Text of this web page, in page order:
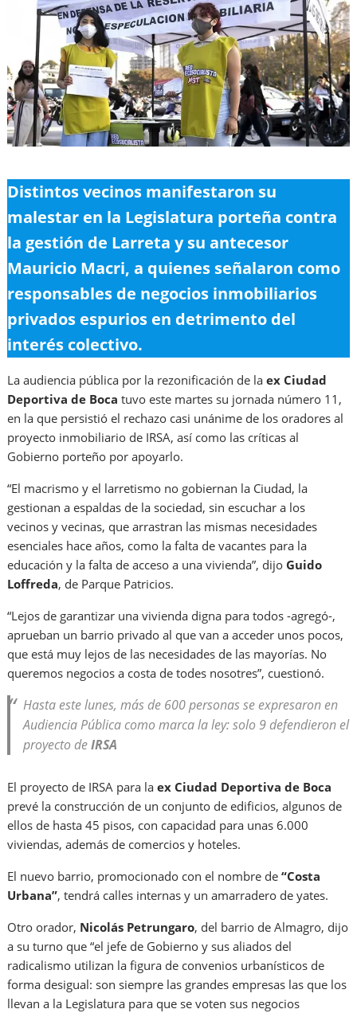
Distintos vecinos manifestaron su
malestar en la Legislatura porteña contra
la gestión de Larreta y su antecesor
Mauricio Macri, a quienes señalaron como
responsables de negocios inmobiliarios
privados espurios en detrimento del
interés colectivo.
La audiencia pública por la rezonificación de laex Ciudad
Deportiva de Boca tuvo este martes su jornada número 11,
en la que persistió el rechazo casi unánime de los oradores al
proyecto inmobiliario de IRSA, así como las críticas al
Gobierno porteño por apoyarlo.
“El macrismo y el larretismo no gobiernan la Ciudad, la
gestionan a espaldas de la sociedad, sin escuchar a los
vecinos y vecinas, que arrastran las mismas necesidades
esenciales hace años, como la falta de vacantes para la
educación y la falta de acceso a una vivienda”, dijo Guido
Loffreda, de Parque Patricios.
“Lejos de garantizar una vivienda digna para todos -agregó-,
aprueban un barrio privado al que van a acceder unos pocos,
que está muy lejos de las necesidades de las mayorías. No
queremos negocios a costa de todes nosotres”, cuestionó.
Hasta este lunes, más de 600 personas se expresaron en
Audiencia Pública como marca la ley: solo 9 defendieron el
proyecto deIRSA
El proyecto de IRSA para laex Ciudad Deportiva de Boca
prevé la construcción de un conjunto de edificios, algunos de
ellos de hasta 45 pisos, con capacidad para unas 6.000
viviendas, además de comercios y hoteles.
El nuevo barrio, promocionado con el nombre de“Costa
Urbana”, tendrá calles internas y un amarradero de yates.
Otro orador, Nicolás Petrungaro, del barrio de Almagro, dijo
a su turno que “el jefe de Gobierno y sus aliados del
radicalismo utilizan la figura de convenios urbanísticos de
forma desigual: son siempre las grandes empresas las que los
llevan a la Legislatura para que se voten sus negocios